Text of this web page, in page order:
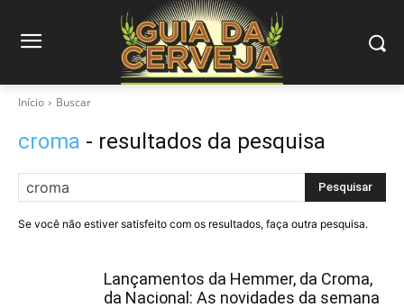
Início Buscar
croma - resultados da pesquisa
Pesquisar
Se você não estiver satisfeito com os resultados, faça outra pesquisa.
Lançamentos da Hemmer, da Croma,
da Nacional: As novidades da semana